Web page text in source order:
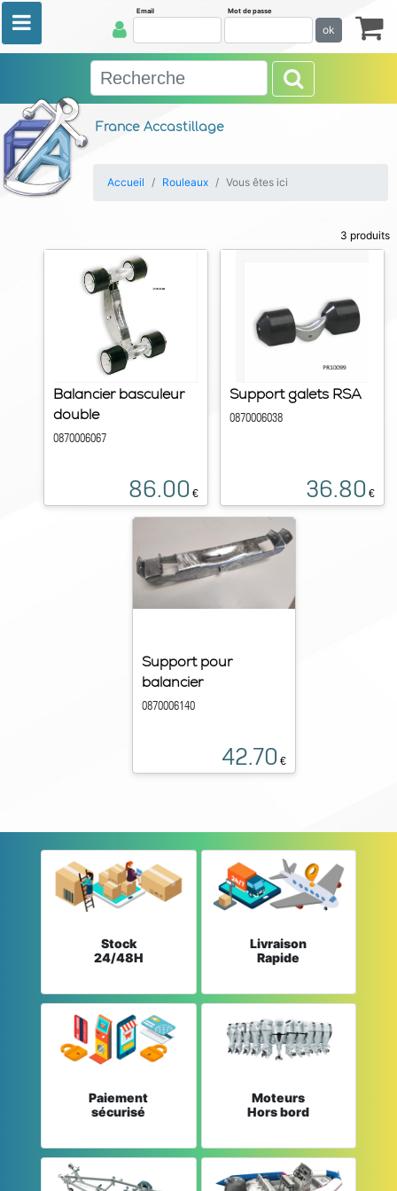
France Accastillage
Email Mot de passe
ok
Accueil Rouleaux Vous êtes ici
3 produits
Balancier basculeur
double
0870006067
86.00 €
Support galets RSA
0870006038
36.80 €
Support pour
balancier
0870006140
42.70 €
Stock
24/48H
Livraison
Rapide
Paiement
sécurisé
Moteurs
Hors bord